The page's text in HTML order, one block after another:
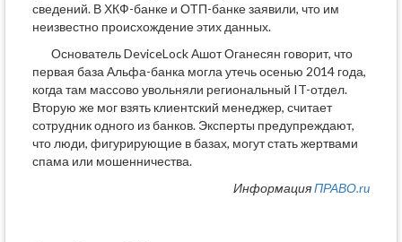
сведений. В ХКФ-банке и ОТП-банке заявили, что им
неизвестно происхождение этих данных.
Основатель DeviceLock Ашот Оганесян говорит, что
первая база Альфа-банка могла утечь осенью 2014 года,
когда там массово увольняли региональный IT-отдел.
Вторую же мог взять клиентский менеджер, считает
сотрудник одного из банков. Эксперты предупреждают,
что люди, фигурирующие в базах, могут стать жертвами
спама или мошенничества.
ИнформацияПРАВО.ru